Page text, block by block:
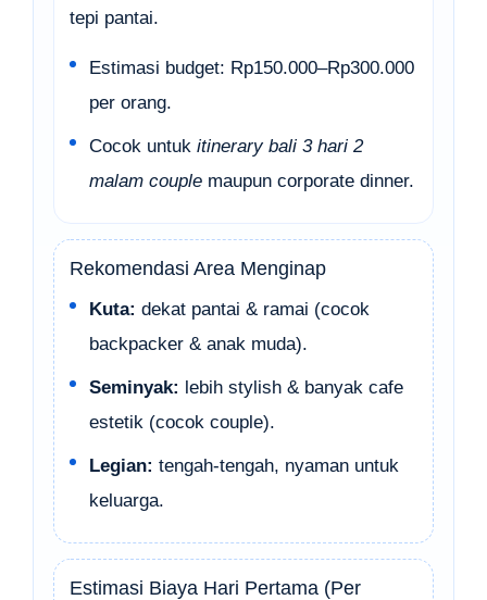
tepi pantai.
Estimasi budget: Rp150.000–Rp300.000
per orang.
Cocok untuk itinerary bali 3 hari 2
malam couple maupun corporate dinner.
Rekomendasi Area Menginap
Kuta: dekat pantai & ramai (cocok
backpacker & anak muda).
Seminyak: lebih stylish & banyak cafe
estetik (cocok couple).
Legian: tengah-tengah, nyaman untuk
keluarga.
Estimasi Biaya Hari Pertama (Per